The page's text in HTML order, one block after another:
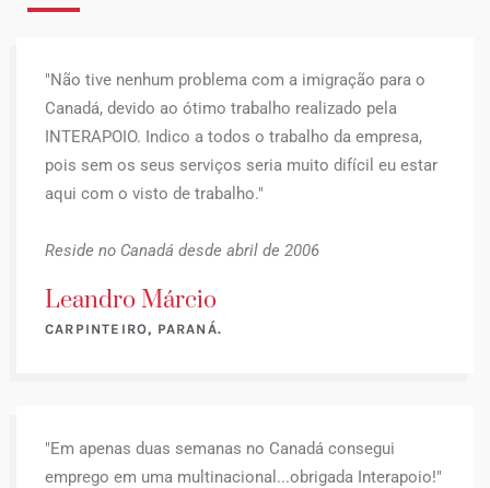
"Não tive nenhum problema com a imigração para o
Canadá, devido ao ótimo trabalho realizado pela
INTERAPOIO. Indico a todos o trabalho da empresa,
pois sem os seus serviços seria muito difícil eu estar
aqui com o visto de trabalho."
Reside no Canadá desde abril de 2006
Leandro Márcio
CARPINTEIRO, PARANÁ.
"Em apenas duas semanas no Canadá consegui
emprego em uma multinacional...obrigada Interapoio!"